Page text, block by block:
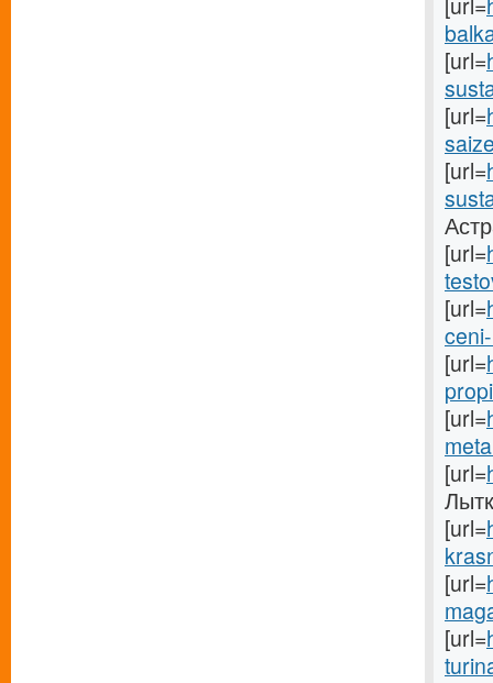
[url=
[url=
[url=
[url=
[url=
[url=
[url=
[url=
[url=
[url=
[url=